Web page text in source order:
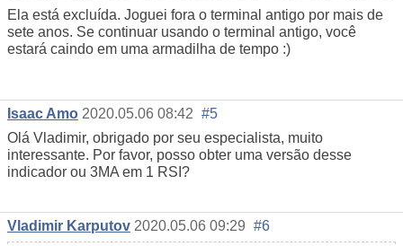
Ela está excluída. Joguei fora o terminal antigo por mais de
sete anos. Se continuar usando o terminal antigo, você
estará caindo em uma armadilha de tempo :)
Isaac Amo 2020.05.06 08:42 #5
Olá Vladimir, obrigado por seu especialista, muito
interessante. Por favor, posso obter uma versão desse
indicador ou 3MA em 1 RSI?
Vladimir Karputov 2020.05.06 09:29 #6